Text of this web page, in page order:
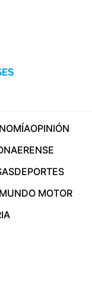
OPINIÓN
DEPORTES
MOTOR